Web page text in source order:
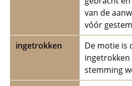
van de
vóór
ingetrokken
De motie is
ingetrokken
stemming